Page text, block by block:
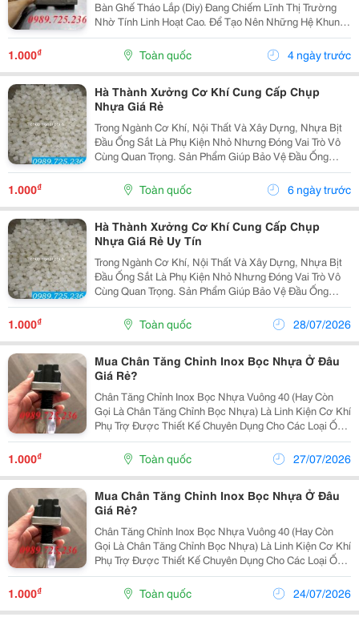
Bàn Ghế Tháo Lắp (Diy) Đang Chiếm Lĩnh Thị Trường
Nhờ Tính Linh Hoạt Cao. Để Tạo Nên Những Hệ Khung
Sắt Lắp Ráp Chắc Chắn, Thẩm Mỹ Và Tiện Lợi, Ngàm
Âm Dương 20X40 Chính Là Giải Pháp Phụ Kiện Cơ
1.000₫ Toàn quốc 4 ngày trước
Hà Thành Xưởng Cơ Khí Cung Cấp Chụp
Nhựa Giá Rẻ
Trong Ngành Cơ Khí, Nội Thất Và Xây Dựng, Nhựa Bịt
Đầu Ống Sắt Là Phụ Kiện Nhỏ Nhưng Đóng Vai Trò Vô
Cùng Quan Trọng. Sản Phẩm Giúp Bảo Vệ Đầu Ống
Thép, Tăng Độ Bền, Đảm Bảo An Toàn Và Nâng Cao
Tính Thẩm Mỹ Cho Công Trình. Các Dòng Sản Phẩm
1.000₫ Toàn quốc 6 ngày trước
Hà Thành Xưởng Cơ Khí Cung Cấp Chụp
Nhựa Giá Rẻ Uy Tín
Trong Ngành Cơ Khí, Nội Thất Và Xây Dựng, Nhựa Bịt
Đầu Ống Sắt Là Phụ Kiện Nhỏ Nhưng Đóng Vai Trò Vô
Cùng Quan Trọng. Sản Phẩm Giúp Bảo Vệ Đầu Ống
Thép, Tăng Độ Bền, Đảm Bảo An Toàn Và Nâng Cao
Tính Thẩm Mỹ Cho Công Trình. Các Dòng Sản Phẩm
1.000₫ Toàn quốc 28/07/2026
Mua Chân Tăng Chỉnh Inox Bọc Nhựa Ở Đâu
Giá Rẻ?
Chân Tăng Chỉnh Inox Bọc Nhựa Vuông 40 (Hay Còn
Gọi Là Chân Tăng Chỉnh Bọc Nhựa) Là Linh Kiện Cơ Khí
Phụ Trợ Được Thiết Kế Chuyên Dụng Cho Các Loại Ống
Hộp Vuông Có Kích Thước 40X40Mm. Sản Phẩm Là Sự
Kết Hợp Hoàn Hảo Giữa Cốt Ren Bằng Inox Bên...
1.000₫ Toàn quốc 27/07/2026
Mua Chân Tăng Chỉnh Inox Bọc Nhựa Ở Đâu
Giá Rẻ?
Chân Tăng Chỉnh Inox Bọc Nhựa Vuông 40 (Hay Còn
Gọi Là Chân Tăng Chỉnh Bọc Nhựa) Là Linh Kiện Cơ Khí
Phụ Trợ Được Thiết Kế Chuyên Dụng Cho Các Loại Ống
Hộp Vuông Có Kích Thước 40X40Mm. Sản Phẩm Là Sự
Kết Hợp Hoàn Hảo Giữa Cốt Ren Bằng Inox Bên...
1.000₫ Toàn quốc 24/07/2026